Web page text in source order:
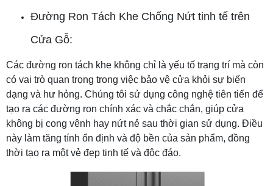
Đường Ron Tách Khe Chống Nứt tinh tế trên
Cửa Gỗ:
Các đường ron tách khe không chỉ là yếu tố trang trí mà còn
có vai trò quan trọng trong việc bảo vệ cửa khỏi sự biến
dạng và hư hỏng. Chúng tôi sử dụng công nghệ tiên tiến để
tạo ra các đường ron chính xác và chắc chắn, giúp cửa
không bị cong vênh hay nứt nẻ sau thời gian sử dụng. Điều
này làm tăng tính ổn định và độ bền của sản phẩm, đồng
thời tạo ra một vẻ đẹp tinh tế và độc đáo.